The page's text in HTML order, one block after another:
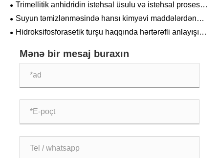
Trimellitik anhidridin istehsal üsulu və istehsal prosesi,
ümumi istifadə olunan xammal hansılardır?
Suyun təmizlənməsində hansı kimyəvi maddələrdən
istifadə olunur?
Hidroksifosforasetik turşu haqqında hərtərəfli anlayışınız
Mənə bir mesaj buraxın